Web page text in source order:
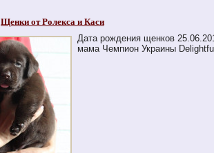
Щенки от Ролекса и Каси
Дата рождения щенков
мама Чемпион Украины